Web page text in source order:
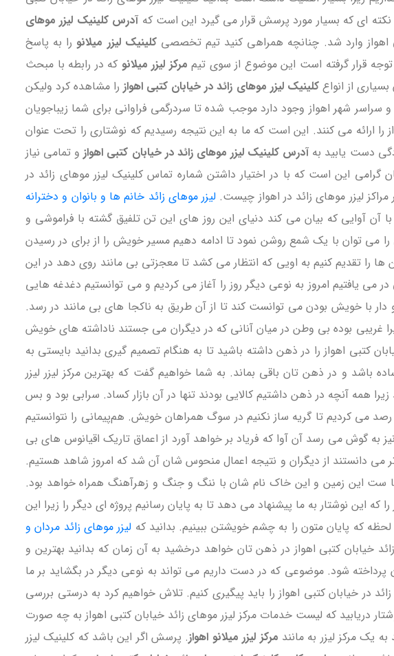
ای که بسیار مورد پرسش قرار می گیرد این است که آدرس کلینیک لیزر موهای
اهواز وارد شد. چنانچه همراهی کنید تیم تخصصیکلینیک لیزر میلانو را به پاسخ
قرار گرفته است این موضوع از سوی تیم مرکز لیزر میلانو که در رابطه با مبحث
از انواعکلینیک لیزر موهای زائد در خیابان کتبی اهواز را مشاهده کرد ولیکن
سراسر شهر اهواز وجود دارد موجب شده تا سردرگمی فراوانی برای شما زیباجویان
را ارائه می کنند. این است که ما به این نتیجه رسیدیم که نوشتاری را تحت عنوان
دست یابید به آدرس کلینیک لیزر موهای زائد در خیابان کتبی اهواز و تمامی نیاز
این است که با در اختیار داشتن شماره تماس کلینیک لیزر موهای زائد در
لیزر موهای زائد در اهواز چیست. لیزر موهای زائد خانم ها و بانوان و دخترانه
آن آوایی که بیان می کند دنیای این روز های این تن تلفیق گشته با فراموشی و
را می توان با یک شمع روشن نمود تا ادامه دهیم مسیر خویش را از برای در رسیدن
را تقدیم کنیم به اویی که انتظار می کشد تا معجزتی بی مانند روی دهد در این
یافتیم امروز به نوعی دیگر روز را آغاز می کردیم و می توانستیم دغدغه هایی
با خویش بودن می توانست کند تا از آن طریق به ناکجا های بی مانند در رسد.
غریبی بوده بی وطن در میان آنانی که در دیگران می جستند ناداشته های خویش
کتبی اهواز را در ذهن داشته باشید تا به هنگام تصمیم گیری بدانید بایستی به
باشد و در ذهن تان باقی بماند. به شما خواهیم گفت که بهترین مرکز لیزر لیزر
همه آنچه در ذهن داشتیم کالایی بودند تنها در آن بازار کساد. سرابی بود و بس
می کردیم تا گریه ساز نکنیم در سوگ همراهان خویش. هم‌پیمانی را نتوانستیم
به گوش می رسد آن آوا که فریاد بر خواهد آورد از اعماق تاریک اقیانوس های بی
می دانستند از دیگران و نتیجه اعمال منحوس شان آن شد که امروز شاهد هستیم.
جا ست این زمین و این خاک نام شان با ننگ و جنگ و زهرآهنگ همراه خواهد بود.
این نوشتار به ما پیشنهاد می دهد تا به پایان رسانیم پروژه ای دیگر را زیرا این
که پایان متون را به چشم خویشتن ببینیم. بدانید که لیزر موهای زائد مردان و
خیابان کتبی اهواز در ذهن تان خواهد درخشید به آن زمان که بدانید بهترین و
پرداخته شود. موضوعی که در دست داریم می تواند به نوعی دیگر در بگشاید بر ما
در خیابان کتبی اهواز را باید پیگیری کنیم. تلاش خواهیم کرد به درستی بررسی
دریابید که لیست خدمات مرکز لیزر موهای زائد خیابان کتبی اهواز به چه صورت
مرکز لیزر به مانند مرکز لیزر میلانو اهواز. پرسش اگر این باشد که کلینیک لیزر